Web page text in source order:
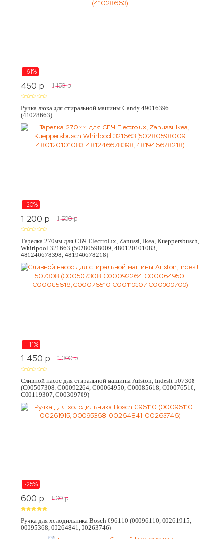
-61%
450 p 1 150 p
Ручка люка для стиральной машины Candy 49016396
(41028663)
-20%
1 200 p 1 500 p
Тарелка 270мм для СВЧ Electrolux, Zanussi, Ikea, Kueppersbusch,
Whirlpool 321663 (50280598009, 480120101083,
481246678398, 481946678218)
--11%
1 450 p 1 300 p
Сливной насос для стиральной машины Ariston, Indesit 507308
(C00507308, C00092264, C00064950, C00085618, C00076510,
C00119307, C00309709)
-25%
600 p 800 p
Ручка для холодильника Bosch 096110 (00096110, 00261915,
00095368, 00264841, 00263746)